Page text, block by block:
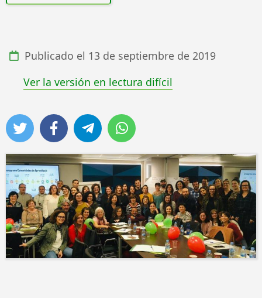
Publicado el 13 de septiembre de 2019
Ver la versión en lectura difícil